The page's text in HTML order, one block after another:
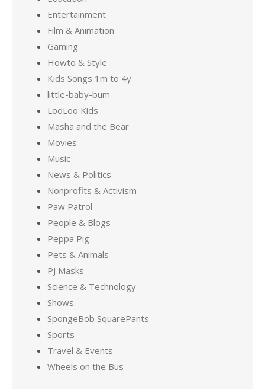
Entertainment
Film & Animation
Gaming
Howto & Style
Kids Songs 1m to 4y
little-baby-bum
LooLoo Kids
Masha and the Bear
Movies
Music
News & Politics
Nonprofits & Activism
Paw Patrol
People & Blogs
Peppa Pig
Pets & Animals
PJ Masks
Science & Technology
Shows
SpongeBob SquarePants
Sports
Travel & Events
Wheels on the Bus